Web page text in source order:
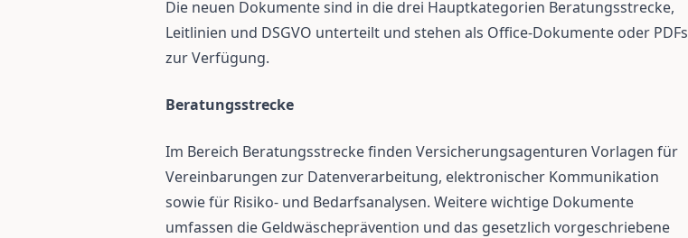
Die neuen Dokumente sind in die drei Hauptkategorien Beratungsstrecke,
Leitlinien und DSGVO unterteilt und stehen als Office-Dokumente oder PDFs
zur Verfügung.
Beratungsstrecke
Im Bereich Beratungsstrecke finden Versicherungsagenturen Vorlagen für
Vereinbarungen zur Datenverarbeitung, elektronischer Kommunikation
sowie für Risiko- und Bedarfsanalysen. Weitere wichtige Dokumente
umfassen die Geldwäscheprävention und das gesetzlich vorgeschriebene